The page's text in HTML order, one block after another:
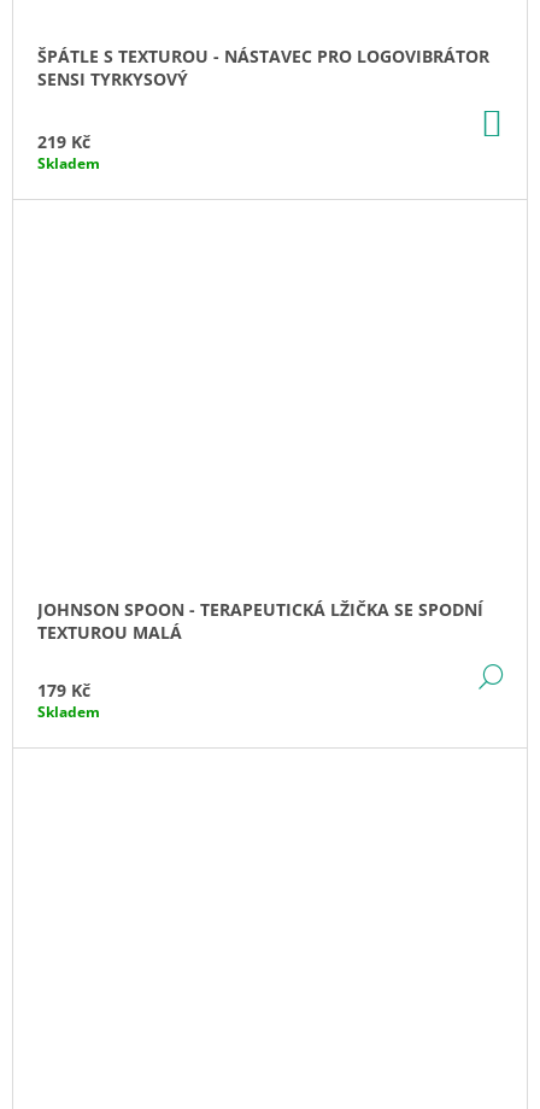
ŠPÁTLE S TEXTUROU - NÁSTAVEC PRO LOGOVIBRÁTOR
SENSI TYRKYSOVÝ
219 Kč
Skladem
JOHNSON SPOON - TERAPEUTICKÁ LŽIČKA SE SPODNÍ
TEXTUROU MALÁ
179 Kč
Skladem